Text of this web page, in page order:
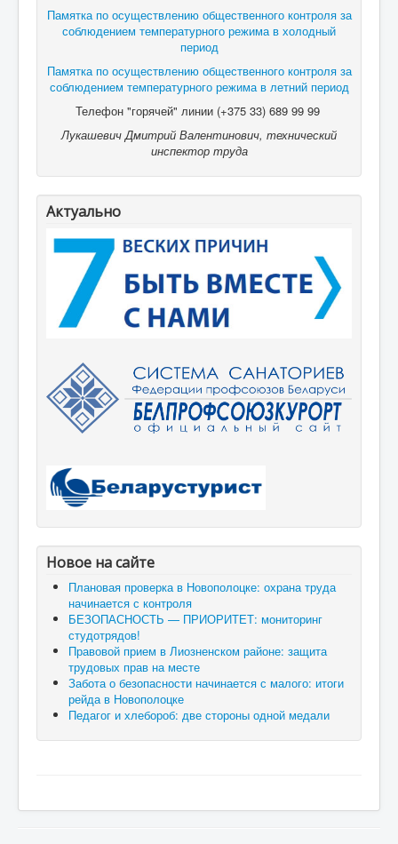
Памятка по осуществлению общественного контроля за
соблюдением температурного режима в холодный
период
Памятка по осуществлению общественного контроля за
соблюдением температурного режима в летний период
Телефон "горячей" линии (+375 33) 689 99 99
Лукашевич Дмитрий Валентинович, технический
инспектор труда
Актуально
Новое на сайте
Плановая проверка в Новополоцке: охрана труда
начинается с контроля
БЕЗОПАСНОСТЬ — ПРИОРИТЕТ: мониторинг
студотрядов!
Правовой прием в Лиозненском районе: защита
трудовых прав на месте
Забота о безопасности начинается с малого: итоги
рейда в Новополоцке
Педагог и хлебороб: две стороны одной медали